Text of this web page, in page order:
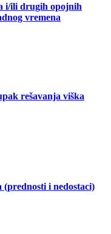
i/ili drugih opojnih
vremena
rešavanja viška
i nedostaci)